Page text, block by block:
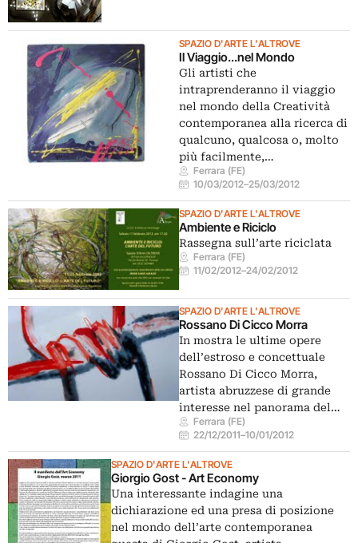
SPAZIO D'ARTE L'ALTROVE
Il Viaggio...nel Mondo
Gli artisti che
intraprenderanno il viaggio
nel mondo della Creatività
contemporanea alla ricerca di
qualcuno, qualcosa o, molto
più facilmente,…
Ferrara (FE)
10/03/2012–25/03/2012
SPAZIO D'ARTE L'ALTROVE
Ambiente e Riciclo
Rassegna sull’arte riciclata
Ferrara (FE)
11/02/2012–24/02/2012
SPAZIO D'ARTE L'ALTROVE
Rossano Di Cicco Morra
In mostra le ultime opere
dell’estroso e concettuale
Rossano Di Cicco Morra,
artista abruzzese di grande
interesse nel panorama del…
Ferrara (FE)
22/12/2011–10/01/2012
SPAZIO D'ARTE L'ALTROVE
Giorgio Gost - Art Economy
Una interessante indagine una
dichiarazione ed una presa di posizione
nel mondo dell’arte contemporanea